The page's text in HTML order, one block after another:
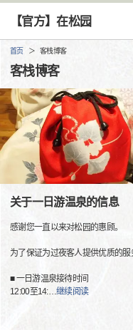
【官方】在松园
首页 客栈博客
客栈博客
关于一日游温泉的信息
感谢您一直以来对松园的惠顾。
为了保证为过夜客人提供优质的
■ 一日游温泉接待时间
12:00至14:…继续阅读